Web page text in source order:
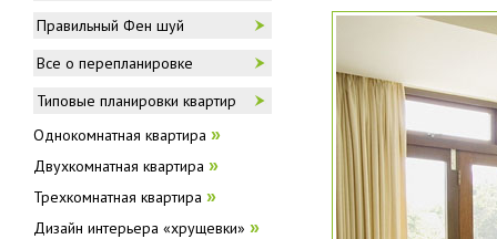
Правильный Фен шуй
Все о перепланировке
Типовые планировки квартир
Однокомнатная квартира »
Двухкомнатная квартира »
Трехкомнатная квартира »
Дизайн интерьера «хрущевки» »